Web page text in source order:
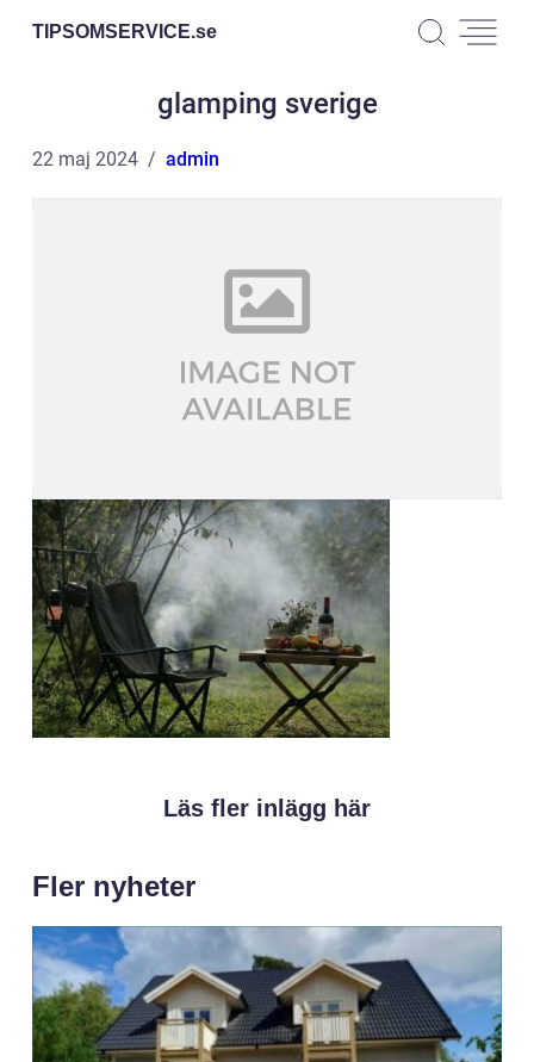
TIPSOMSERVICE.se
glamping sverige
22 maj 2024 admin
Läs fler inlägg här
Fler nyheter